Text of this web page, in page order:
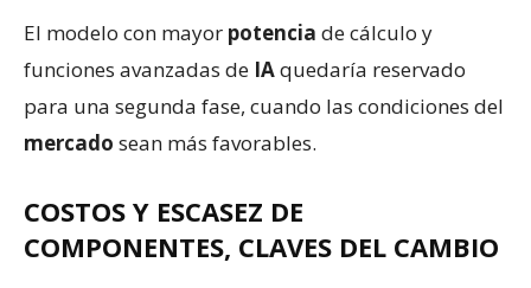
El modelo con mayor potencia de cálculo y
funciones avanzadas de IAquedaría reservado
para una segunda fase, cuando las condiciones del
mercado sean más favorables.
COSTOS Y ESCASEZ DE
COMPONENTES, CLAVES DEL CAMBIO